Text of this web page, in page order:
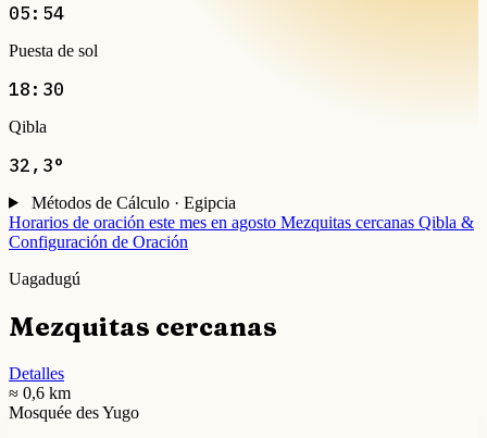
05:54
Puesta de sol
18:30
Qibla
32,3°
Métodos de Cálculo · Egipcia
Horarios de oración este mes en agosto Mezquitas cercanas Qibla &
Configuración de Oración
Uagadugú
Mezquitas cercanas
Detalles
≈ 0,6 km
Mosquée des Yugo